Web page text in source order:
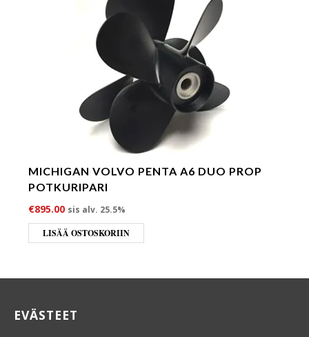
MICHIGAN VOLVO PENTA A6 DUO PROP
POTKURIPARI
€895.00 sis alv. 25.5%
LISÄÄ OSTOSKORIIN
EVÄSTEET